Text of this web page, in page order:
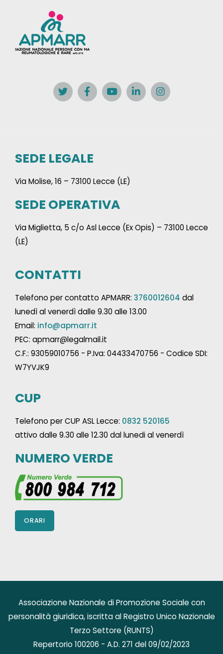
SEDE LEGALE
Via Molise, 16 – 73100 Lecce (LE)
SEDE OPERATIVA
Via Miglietta, 5 c/o Asl Lecce (Ex Opis) – 73100 Lecce
(LE)
CONTATTI
Telefono per contatto APMARR: 3760012604 dal
lunedì al venerdì dalle 9.30 alle 13.00
Email: info@apmarr.it
PEC: apmarr@legalmail.it
C.F.: 93059010756 - P.Iva: 04433470756 - Codice SDI:
W7YVJK9
CUP
Telefono per CUP ASL Lecce: 0832 520165
attivo dalle 9.30 alle 12.30 dal lunedi al venerdì
NUMERO VERDE
ORARI
Associazione Nazionale di Promozione Sociale con
personalità giuridica, iscritta al Registro Unico Nazionale
Terzo Settore (RUNTS)
Repertorio 100206 - A.D. 271 del 09/02/2023